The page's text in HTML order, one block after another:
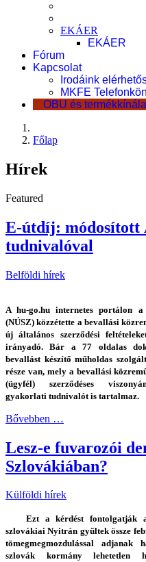
EKÁER
EKÁER
Fórum
Kapcsolat
Irodáink
MKFE
OBU és
Főlap
Hírek
Featured
E-útdíj: módosított
tudnivalóval
Belföldi hírek
A hu-go.hu internetes portálon
(NÚSZ) közzétette a bevallási
új általános szerződési
irányadó. Bár a 77 oldalas
bevallást készítő műholdas
része van, mely a bevallási
(ügyfél) szerződéses
gyakorlati tudnivalót is tartalmaz.
Bővebben …
Lesz-e fuvarozói
Szlovákiában?
Külföldi hírek
Ezt a kérdést fontolgatják
szlovákiai Nyitrán gyűltek össze
tömegmegmozdulással adjanak
szlovák kormány lehetetlen